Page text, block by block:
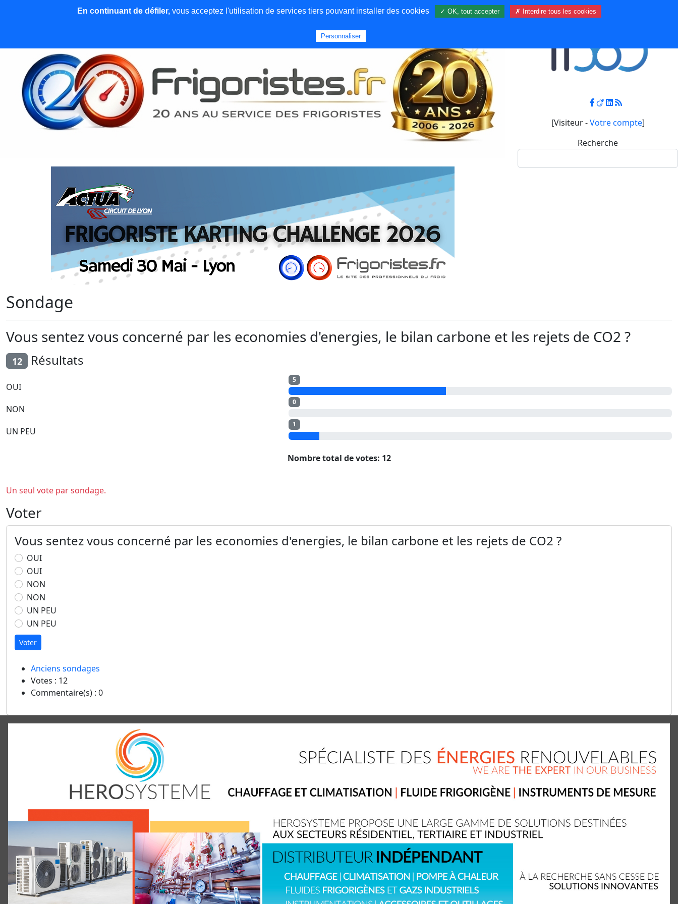
News et articles Emploi Qui sommes nous Contact Mon compte
[Visiteur -Votre compte]
Recherche
Sondage
Vous sentez vous concerné par les economies d'energies, le bilan carbone et les rejets de CO2 ?
12 Résultats
OUI
5
NON
0
UN PEU
1
Nombre total de votes: 12
Un seul vote par sondage.
Voter
Vous sentez vous concerné par les economies d'energies, le bilan carbone et les rejets de CO2 ?
OUI
OUI
NON
NON
UN PEU
UN PEU
Voter
Anciens sondages
Votes : 12
Commentaire(s) : 0
En continuant de défiler,vous acceptez l'utilisation de services tiers pouvant installer des cookies ✓ OK, tout accepter ✗ Interdire tous les cookies
Personnaliser